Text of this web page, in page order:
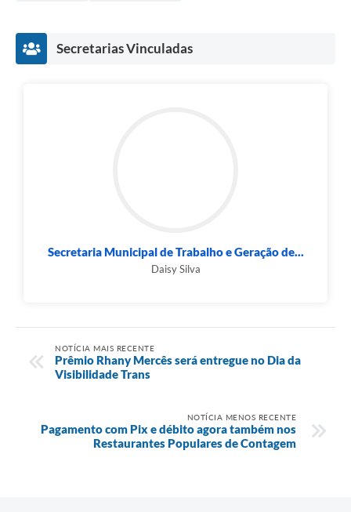
Secretarias Vinculadas
Secretaria Municipal de Trabalho e Geração de...
Daisy Silva
NOTÍCIA MAIS RECENTE
Prêmio Rhany Mercês será entregue no Dia da
Visibilidade Trans
NOTÍCIA MENOS RECENTE
Pagamento com Pix e débito agora também nos
Restaurantes Populares de Contagem